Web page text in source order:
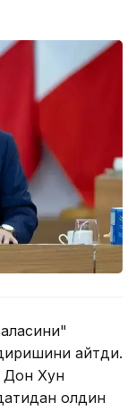
айтди.
Дон Хун
олдин